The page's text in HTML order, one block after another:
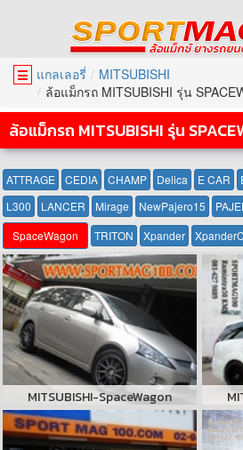
☰ แกลเลอรี่
MITSUBISHI
ล้อแม็กรถ MITSUBISHI รุ่น
ล้อแม็กรถ MITSUBISHI รุ่น
ATTRAGE CEDIA CHAMP Delica E CAR
L300
LANCER Mirage NewPajero15
SpaceWagon
TRITON Xpander
MITSUBISHI-SpaceWagon